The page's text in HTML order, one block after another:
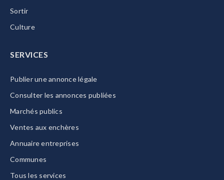
Sortir
Culture
SERVICES
Publier une annonce légale
Consulter les annonces publiées
Marchés publics
Ventes aux enchères
Annuaire entreprises
Communes
Tous les services